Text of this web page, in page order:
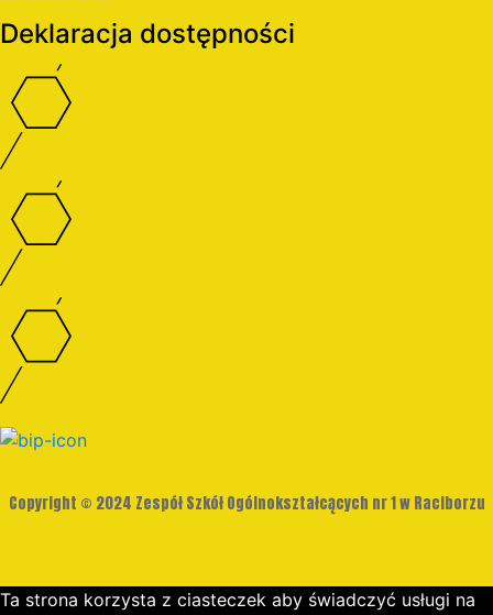
Deklaracja dostępności
Copyright © 2024 Zespół Szkół Ogólnokształcących nr 1 w Raciborzu
Ta strona korzysta z ciasteczek aby świadczyć usługi na